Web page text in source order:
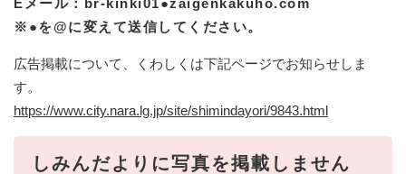
※●を@に変えて送信してください。
広告掲載について、くわしくは下記ページでお知らせしま
す。
https://www.city.nara.lg.jp/site/shimindayori/9843.html
しみんだよりに写真を掲載しません